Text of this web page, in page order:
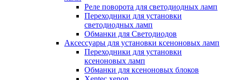
Реле поворота для светодиодных ламп
Переходники для установки
светодиодных ламп
Обманки для Светодиодов
Аксессуары для установки ксеноновых ламп
Переходники для установки
ксеноновых ламп
Обманки для ксеноновых блоков